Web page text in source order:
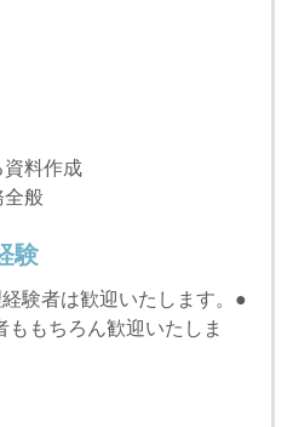
資料作成
全般
験
験者は歓迎いたします。●
もちろん歓迎いたしま